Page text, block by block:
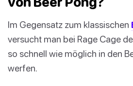
Im Gegensatz zum klassischen
versucht man bei Rage Cage
so schnell wie möglich in den
werfen.